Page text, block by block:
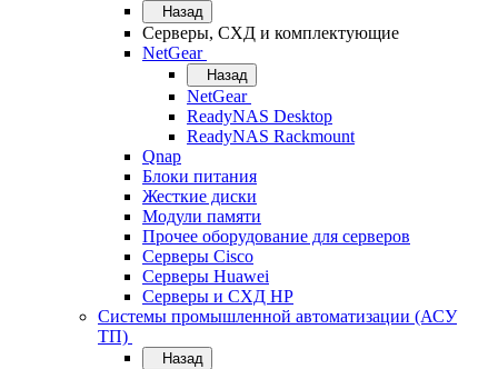
Назад
Серверы, СХД и комплектующие
NetGear
Назад
NetGear
ReadyNAS Desktop
ReadyNAS Rackmount
Qnap
Блоки питания
Жесткие диски
Модули памяти
Прочее оборудование для серверов
Серверы Cisco
Серверы Huawei
Серверы и СХД HP
Системы промышленной автоматизации (АСУ
ТП)
Назад